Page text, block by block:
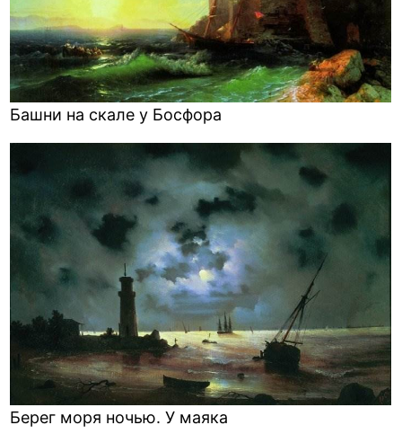
Башни на скале у Босфора
Берег моря ночью. У маяка